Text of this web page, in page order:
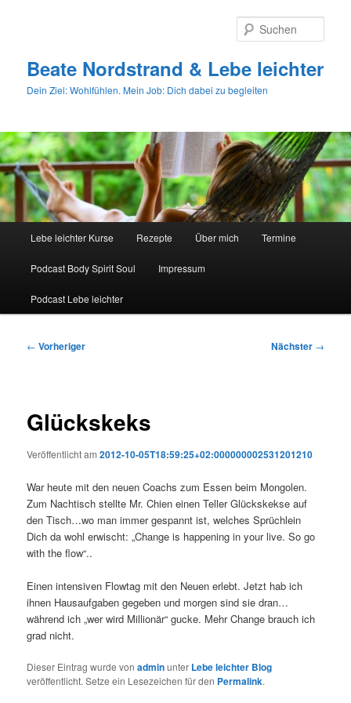
Beate Nordstrand & Lebe leichter
Dein Ziel: Wohlfühlen. Mein Job: Dich dabei zu begleiten
Lebe leichter Kurse Rezepte Über mich Termine
Podcast Body Spirit Soul Impressum
Podcast Lebe leichter
Beitragsnavigation
← Vorheriger Nächster →
Glückskeks
Veröffentlicht am2012-10-05T18:59:25+02:000000002531201210
War heute mit den neuen Coachs zum Essen beim Mongolen.
Zum Nachtisch stellte Mr. Chien einen Teller Glückskekse auf
den Tisch…wo man immer gespannt ist, welches Sprüchlein
Dich da wohl erwischt: „Change is happening in your live. So go
with the flow“..
Einen intensiven Flowtag mit den Neuen erlebt. Jetzt hab ich
ihnen Hausaufgaben gegeben und morgen sind sie dran…
während ich „wer wird Millionär“ gucke. Mehr Change brauch ich
grad nicht.
Dieser Eintrag wurde vonadminunter Lebe leichter Blog
veröffentlicht. Setze ein Lesezeichen für den Permalink.